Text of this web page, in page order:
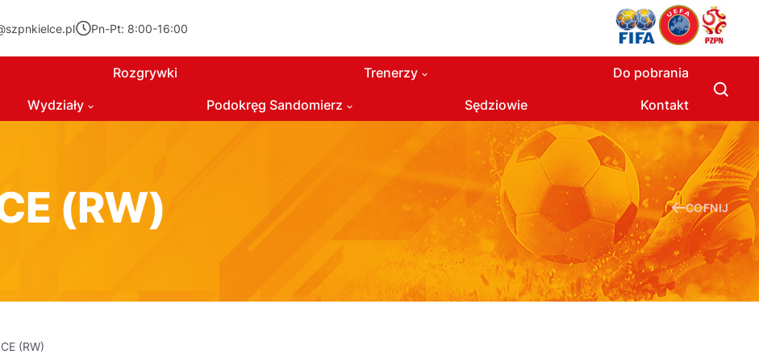
Pn-Pt: 8:00-16:00
Wydziały
Rozgrywki
Podokręg Sandomierz
Trenerzy
Sędziowie
Do pobrania
Kontakt
(RW) COFNIJ
(RW)